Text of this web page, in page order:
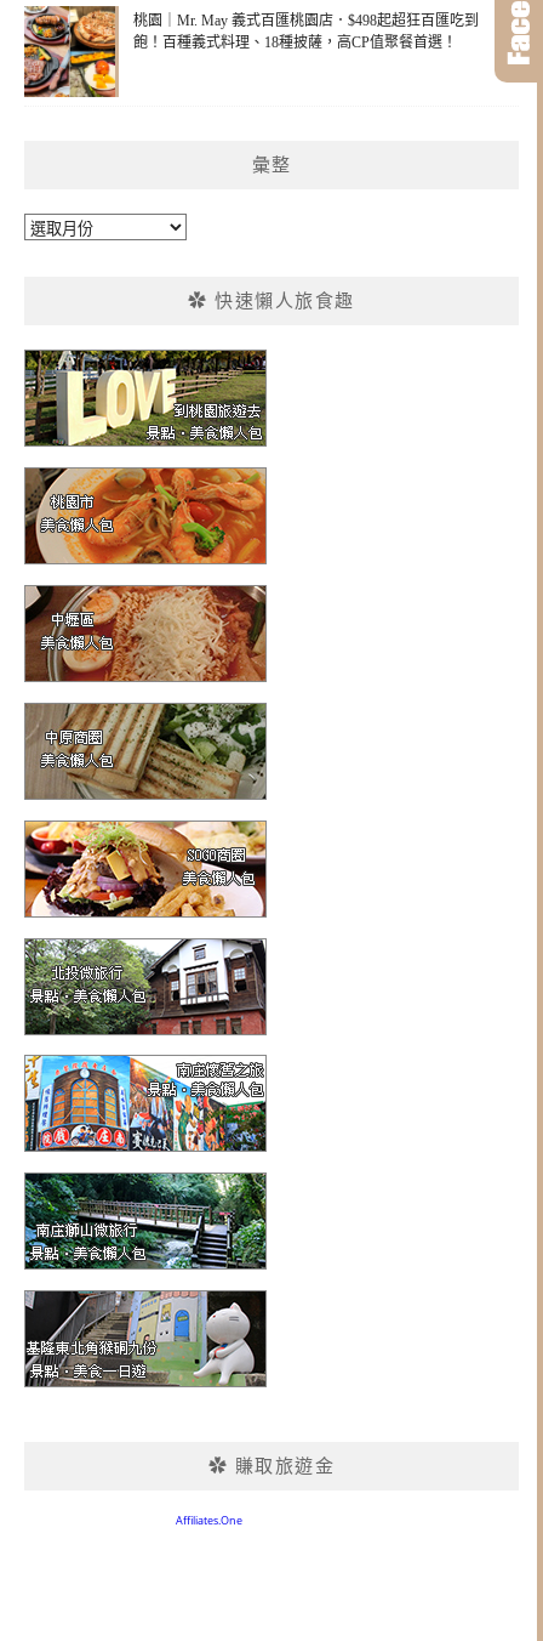
桃園｜Mr. May 義式百匯桃園店．$498起超狂百匯吃到
飽！百種義式料理、18種披薩，高CP值聚餐首選！
彙整
彙
✿ 快速懶人旅食趣
✿ 賺取旅遊金